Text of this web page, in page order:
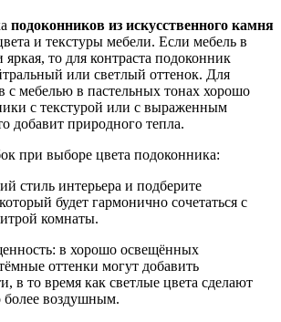
подоконников из искусственного камня
и текстуры мебели. Если мебель в
то для контраста подоконник
или светлый оттенок. Для
с мебелью в пастельных тонах хорошо
с текстурой или с выраженным
добавит природного тепла.
при выборе цвета подоконника:
стиль интерьера и подберите
будет гармонично сочетаться с
комнаты.
в хорошо освещённых
оттенки могут добавить
в то время как светлые цвета сделают
более воздушным.